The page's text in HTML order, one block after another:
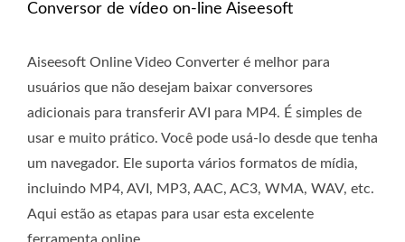
Conversor de vídeo on-line Aiseesoft
Aiseesoft Online Video Converter é melhor para
usuários que não desejam baixar conversores
adicionais para transferir AVI para MP4. É simples de
usar e muito prático. Você pode usá-lo desde que tenha
um navegador. Ele suporta vários formatos de mídia,
incluindo MP4, AVI, MP3, AAC, AC3, WMA, WAV, etc.
Aqui estão as etapas para usar esta excelente